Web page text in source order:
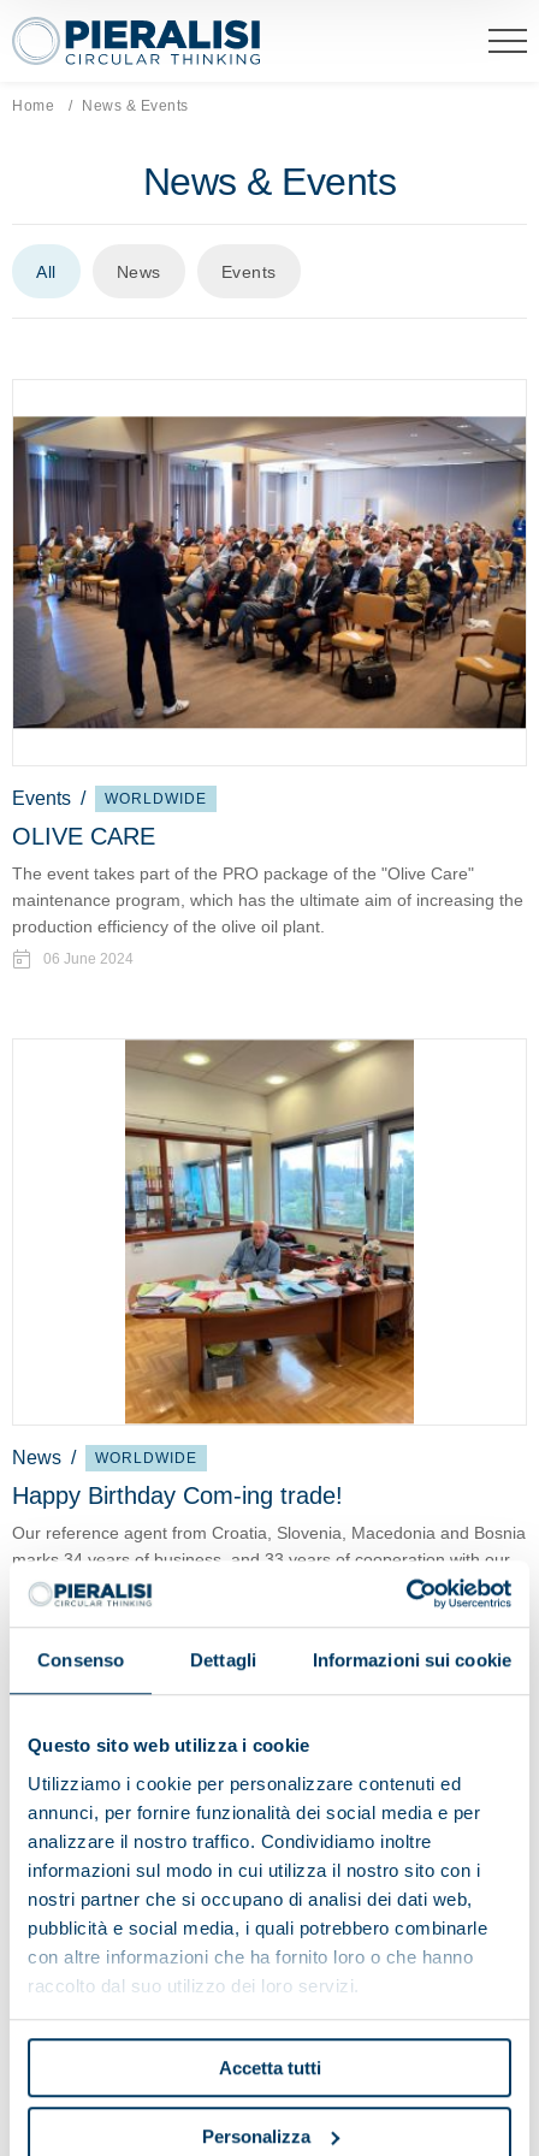
Consenso Dettagli Informazioni sui cookie
Questo sito web utilizza i cookie
Utilizziamo i cookie per personalizzare contenuti ed
annunci, per fornire funzionalità dei social media e per
analizzare il nostro traffico. Condividiamo inoltre
informazioni sul modo in cui utilizza il nostro sito con i
nostri partner che si occupano di analisi dei dati web,
pubblicità e social media, i quali potrebbero combinarle
con altre informazioni che ha fornito loro o che hanno
raccolto dal suo utilizzo dei loro servizi.
Accetta tutti
Personalizza
Pieralisi Maip Spa
Home Current page:
News & Events
News & Events
All News Events
Events / WORLDWIDE
OLIVE CARE
The event takes part of the PRO package of the "Olive Care"
maintenance program, which has the ultimate aim of increasing the
production efficiency of the olive oil plant.
06 June 2024
News / WORLDWIDE
Happy Birthday Com-ing trade!
Our reference agent from Croatia, Slovenia, Macedonia and Bosnia
marks 34 years of business, and 33 years of cooperation with our
company.
News